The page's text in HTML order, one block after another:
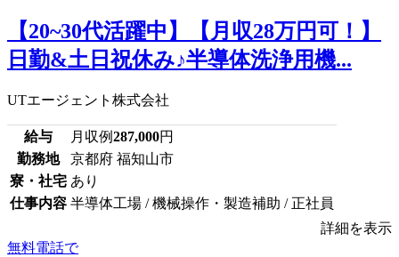
【20~30代活躍中】【月収28万円可！】
日勤&土日祝休み♪半導体洗浄用機...
UTエージェント株式会社
給与 月収例287,000円
勤務地
京都府 福知山市
寮・社宅 あり
仕事内容 半導体工場 / 機械操作・製造補助 / 正社員
詳細を表示
無料電話で